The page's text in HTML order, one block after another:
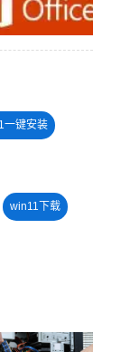
一键安装
win11下载